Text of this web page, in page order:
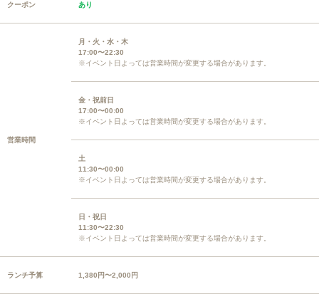
クーポン あり
営業時間
月・火・水・木
17:00〜22:30
※イベント日よっては営業時間が変更する場合があります。
金・祝前日
17:00〜00:00
※イベント日よっては営業時間が変更する場合があります。
土
11:30〜00:00
※イベント日よっては営業時間が変更する場合があります。
日・祝日
11:30〜22:30
※イベント日よっては営業時間が変更する場合があります。
ランチ予算 1,380円〜2,000円